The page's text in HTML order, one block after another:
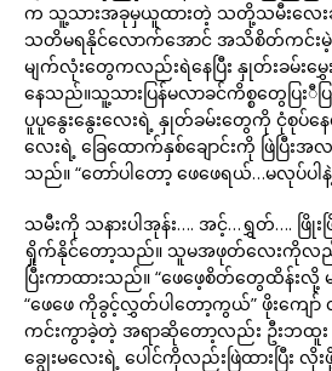
က သူ့သားအခုမှယူထားတဲ့ သတို့သမီးလေ
သတိမရနိုင်လောက်အောင် အသိစိတ်ကင်း
မျက်လုံးတွေကလည်းရဲနေပြီး နှုတ်းခမ်းမွှ
နေသည်။သူ့သားပြန်မလာခင်ကိစ္စတွေပြးီ
ပူပူနွေးနွေးလေးရဲ့ နှုတ်ခမ်းတွေကို ငုံစုပ်န
လေးရဲ့ ခြေထောက်နှစ်ချောင်းကို ဖြဲပြီ
သည်။ “တော်ပါတော့ ဖေဖေရယ်…မလုပ်ပါနဲ့
သမီးကို သနားပါအုန်း…. အင့်…ရွှတ်…. ဖြိုးဖ
ရှိုက်နိုင်တော့သည်။ သူမအဖုတ်လေးကိုလည်
ပြီးကာထားသည်။ “ဖေဖေ့စိတ်တွေထိန်းလို့
“ဖေဖေ ကိုခွင့်လွှတ်ပါတော့ကွယ်” ဖိုးကျ
ကင်းကွာခဲ့တဲ့ အရာဆိုတော့လည်း ဦးဘထူ
ချွေးမလေးရဲ့ ပေါင်ကိုလည်းဖြဲထားပြီး လိုး